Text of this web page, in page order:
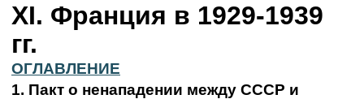
XI. Франция в 1929-1939
гг.
ОГЛАВЛЕНИЕ
1. Пакт о ненападении между СССР и